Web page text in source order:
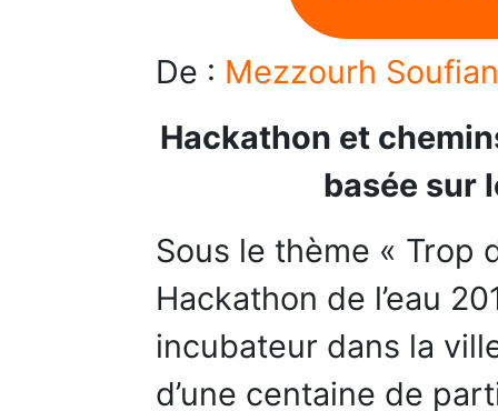
De : Mezzourh
Hackathon et
basée sur
Sous le thème « Trop
Hackathon de l’eau
incubateur dans la
d’une centaine de